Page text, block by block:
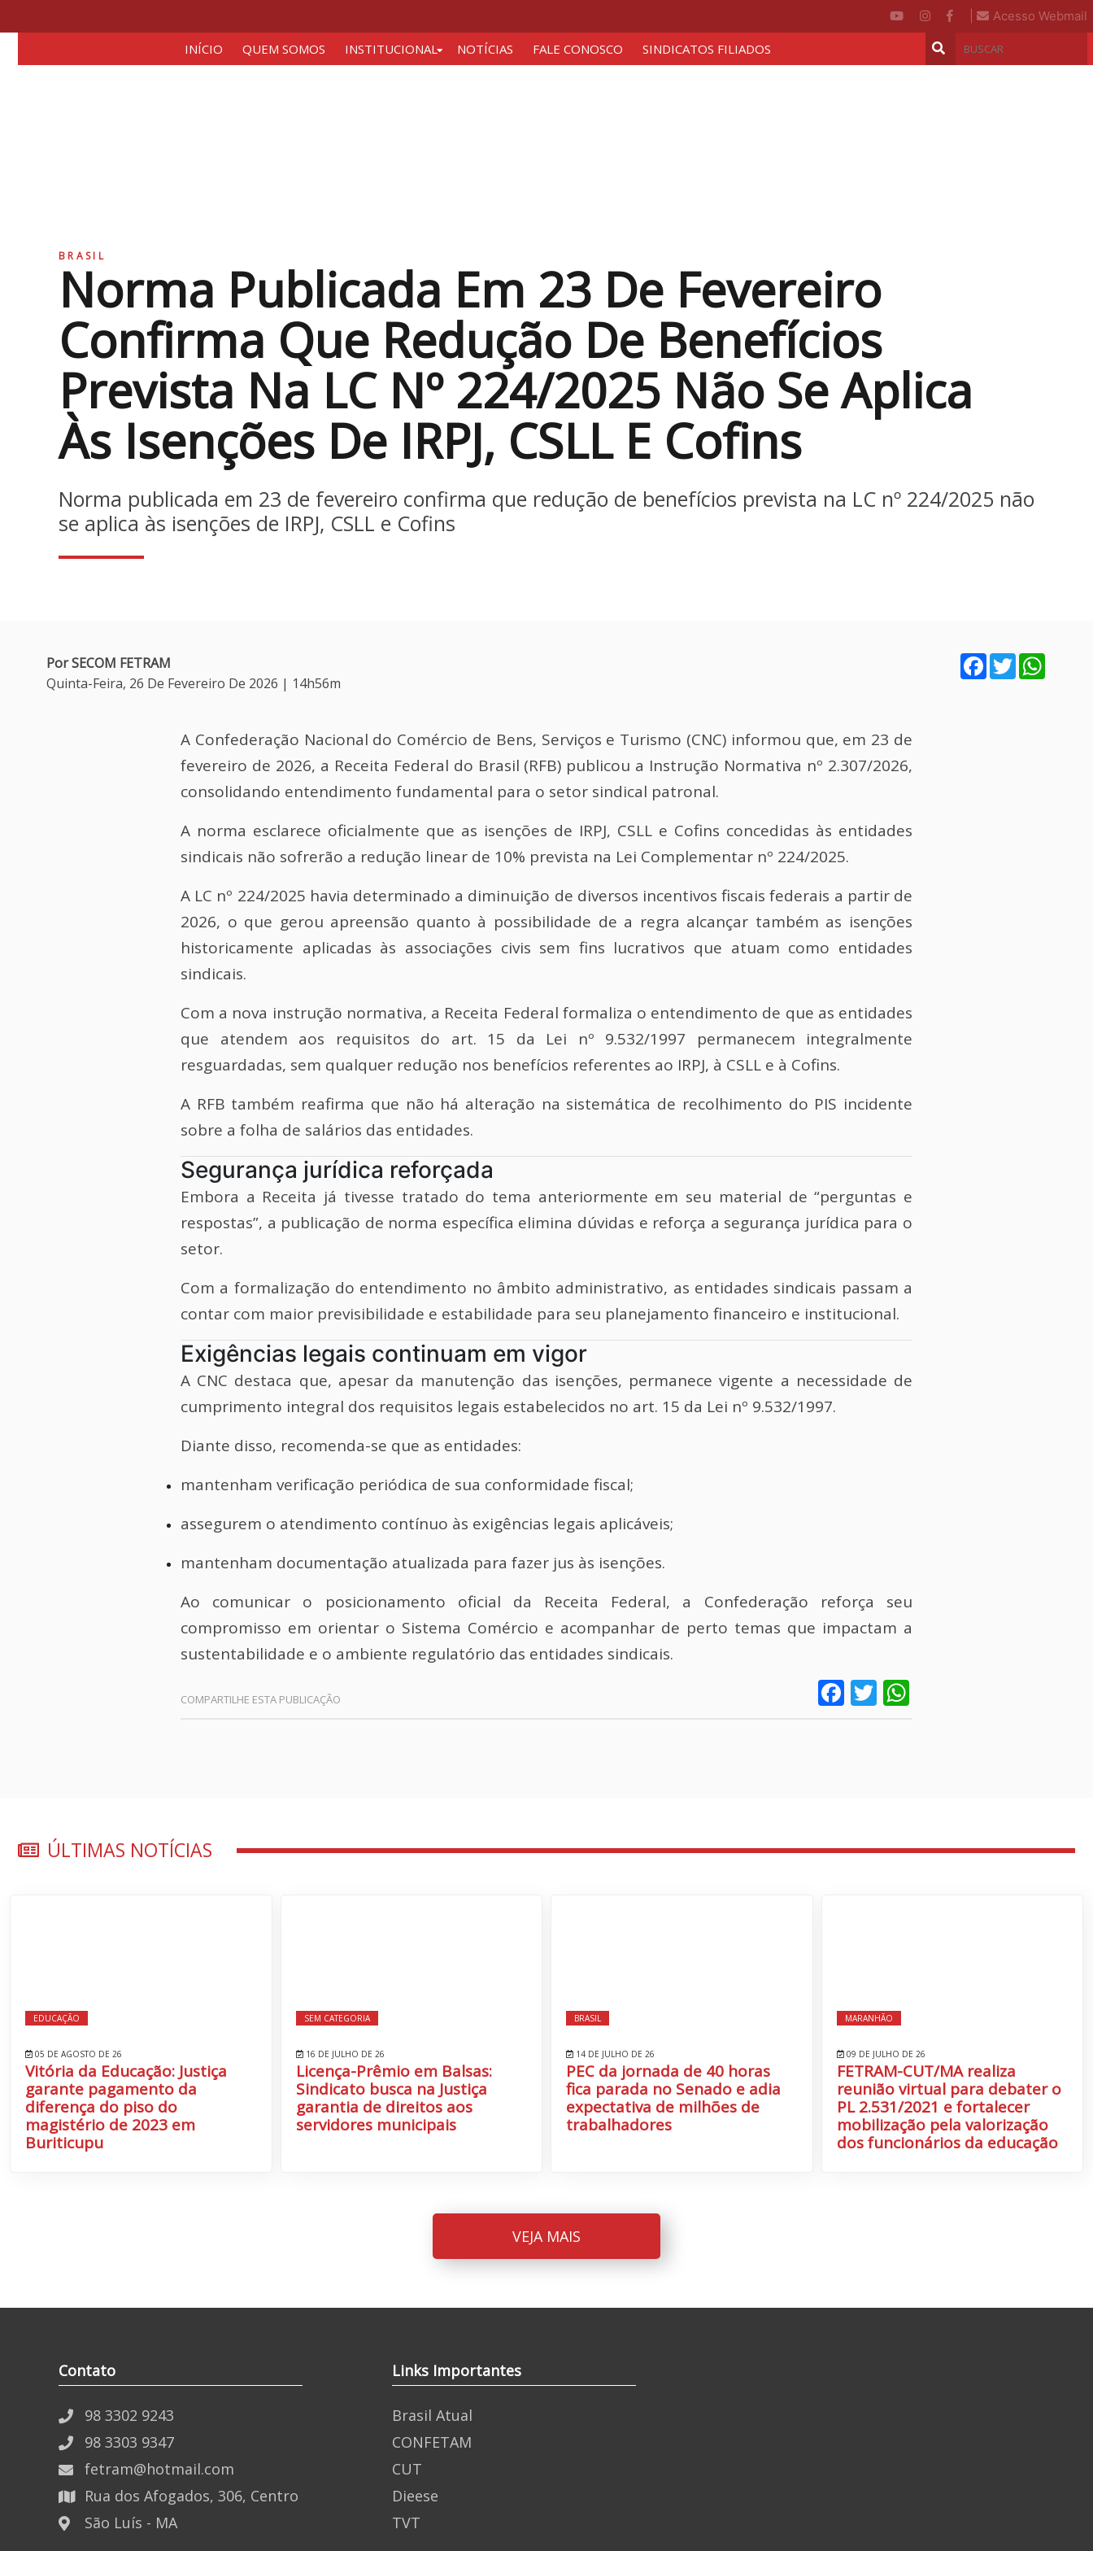
Acesso Webmail
INÍCIO QUEM SOMOS INSTITUCIONAL NOTÍCIAS FALE CONOSCO SINDICATOS FILIADOS
BRASIL
Norma Publicada Em 23 De Fevereiro
Confirma Que Redução De Benefícios
Prevista Na LC Nº 224/2025 Não Se Aplica
Às Isenções De IRPJ, CSLL E Cofins
Norma publicada em 23 de fevereiro confirma que redução de benefícios prevista na LC nº 224/2025 não
se aplica às isenções de IRPJ, CSLL e Cofins
Por SECOM FETRAM
Quinta-Feira, 26 De Fevereiro De 2026 | 14h56m
Facebook
Twitter
A Confederação Nacional do Comércio de Bens, Serviços e Turismo (CNC) informou que, em 23 de
fevereiro de 2026, a Receita Federal do Brasil (RFB) publicou a Instrução Normativa nº 2.307/2026,
consolidando entendimento fundamental para o setor sindical patronal.
A norma esclarece oficialmente que as isenções de IRPJ, CSLL e Cofins concedidas às entidades
sindicais não sofrerão a redução linear de 10% prevista na Lei Complementar nº 224/2025.
A LC nº 224/2025 havia determinado a diminuição de diversos incentivos fiscais federais a partir de
2026, o que gerou apreensão quanto à possibilidade de a regra alcançar também as isenções
historicamente aplicadas às associações civis sem fins lucrativos que atuam como entidades
sindicais.
Com a nova instrução normativa, a Receita Federal formaliza o entendimento de que as entidades
que atendem aos requisitos do art. 15 da Lei nº 9.532/1997 permanecem integralmente
resguardadas, sem qualquer redução nos benefícios referentes ao IRPJ, à CSLL e à Cofins.
A RFB também reafirma que não há alteração na sistemática de recolhimento do PIS incidente
sobre a folha de salários das entidades.
Segurança jurídica reforçada
Embora a Receita já tivesse tratado do tema anteriormente em seu material de “perguntas e
respostas”, a publicação de norma específica elimina dúvidas e reforça a segurança jurídica para o
setor.
Com a formalização do entendimento no âmbito administrativo, as entidades sindicais passam a
contar com maior previsibilidade e estabilidade para seu planejamento financeiro e institucional.
Exigências legais continuam em vigor
A CNC destaca que, apesar da manutenção das isenções, permanece vigente a necessidade de
cumprimento integral dos requisitos legais estabelecidos no art. 15 da Lei nº 9.532/1997.
Diante disso, recomenda-se que as entidades:
mantenham verificação periódica de sua conformidade fiscal;
assegurem o atendimento contínuo às exigências legais aplicáveis;
mantenham documentação atualizada para fazer jus às isenções.
Ao comunicar o posicionamento oficial da Receita Federal, a Confederação reforça seu
compromisso em orientar o Sistema Comércio e acompanhar de perto temas que impactam a
sustentabilidade e o ambiente regulatório das entidades sindicais.
Facebook
Twitter
ÚLTIMAS NOTÍCIAS
EDUCAÇÃO
05 DE AGOSTO DE 26
Vitória da Educação: Justiça
garante pagamento da
diferença do piso do
magistério de 2023 em
Buriticupu
SEM CATEGORIA
16 DE JULHO DE 26
Licença-Prêmio em Balsas:
Sindicato busca na Justiça
garantia de direitos aos
servidores municipais
BRASIL
14 DE JULHO DE 26
PEC da jornada de 40 horas
fica parada no Senado e adia
expectativa de milhões de
trabalhadores
MARANHÃO
09 DE JULHO DE 26
FETRAM-CUT/MA realiza
reunião virtual para debater o
PL 2.531/2021 e fortalecer
mobilização pela valorização
dos funcionários da educação
VEJA MAIS
Contato
98 3302 9243
98 3303 9347
fetram@hotmail.com
Rua dos Afogados, 306, Centro
São Luís - MA
Links Importantes
Brasil Atual
CONFETAM
CUT
Dieese
TVT